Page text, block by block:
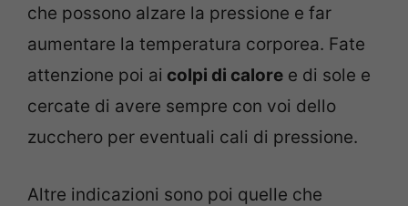
che possono alzare la pressione e far
aumentare la temperatura corporea. Fate
attenzione poi ai colpi di calore e di sole e
cercate di avere sempre con voi dello
zucchero per eventuali cali di pressione.
Altre indicazioni sono poi quelle che